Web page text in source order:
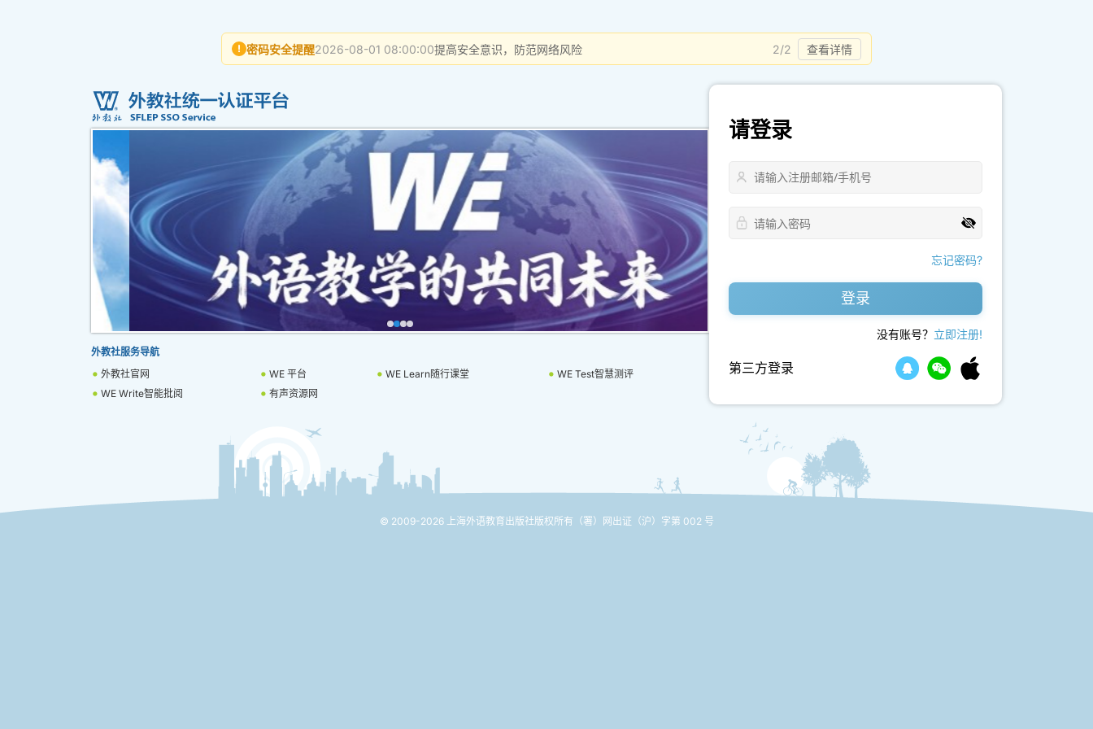
! 密码安全提醒2026-08-01 08:00:00提高安全意识，防范网络风险 2/2 查看详情
外教社服务导航
外教社官网
WE 平台 WE Learn随行课堂
WE Test智慧测评
WE Write智能批阅
有声资源网
请登录
忘记密码?
登录
没有账号？ 立即注册!
第三方登录
© 2009-2026 上海外语教育出版社版权所有 （署）网出证（沪）字第 002 号